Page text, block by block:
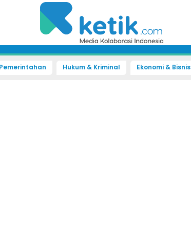
Hukum & Kriminal Ekonomi & Bisnis